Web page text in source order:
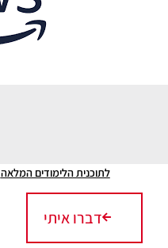
לתוכנית הלימודים המלאה
דברו איתי